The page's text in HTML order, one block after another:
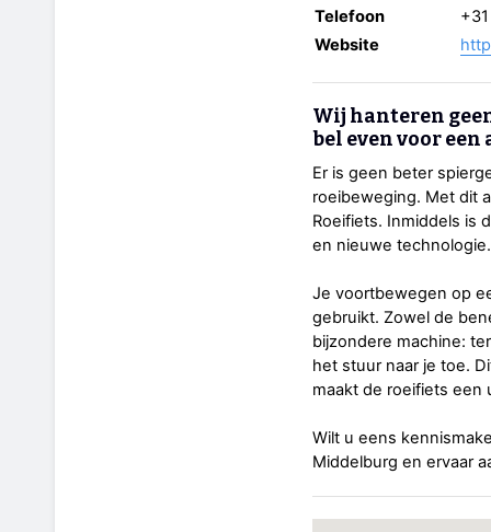
Telefoon
Website
Wij hanteren
bel even voor een
Er is geen beter
roeibeweging. Met dit
Roeifiets. Inmiddels is
en nieuwe technologie.
Je voortbewegen op
gebruikt. Zowel de
bijzondere machine:
het stuur naar je toe.
maakt de roeifiets een
Wilt u eens
Middelburg en ervaar